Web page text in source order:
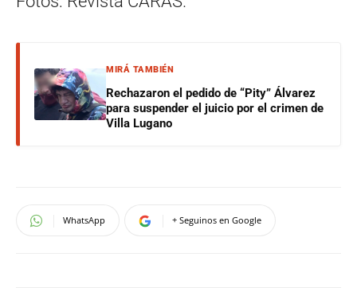
MIRÁ TAMBIÉN
Rechazaron el pedido de “Pity” Álvarez
para suspender el juicio por el crimen de
Villa Lugano
WhatsApp + Seguinos en Google